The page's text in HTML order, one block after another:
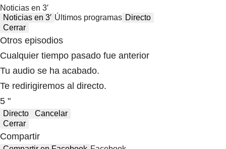
Noticias en 3′
Noticias en 3′ Últimos programas Directo
Cerrar
Otros episodios
Cualquier tiempo pasado fue anterior
Tu audio se ha acabado.
Te redirigiremos al directo.
5 "
Directo
Cancelar
Cerrar
Compartir